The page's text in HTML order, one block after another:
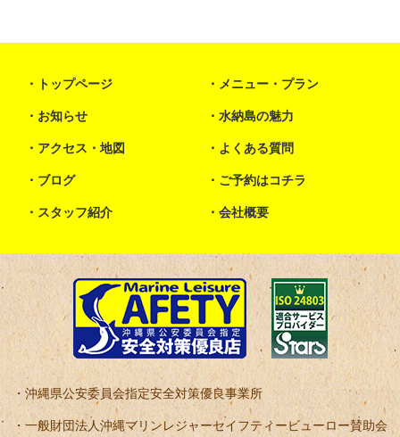
トップページ メニュー・プラン
お知らせ 水納島の魅力
アクセス・地図 よくある質問
ブログ ご予約はコチラ
スタッフ紹介 会社概要
沖縄県公安委員会指定安全対策優良事業所
一般財団法人沖縄マリンレジャーセイフティービューロー賛助会